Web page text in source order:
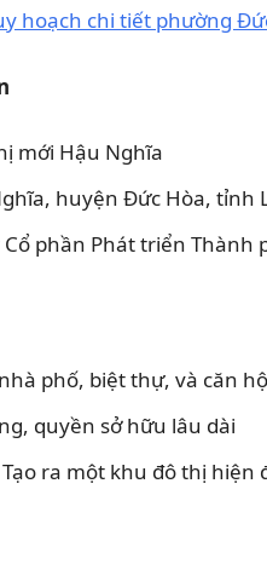
hoạch chi tiết phường
mới Hậu Nghĩa
huyện Đức Hòa, tỉnh
phần Phát triển Thành
phố, biệt thự, và căn hộ
quyền sở hữu lâu dài
ra một khu đô thị hiện